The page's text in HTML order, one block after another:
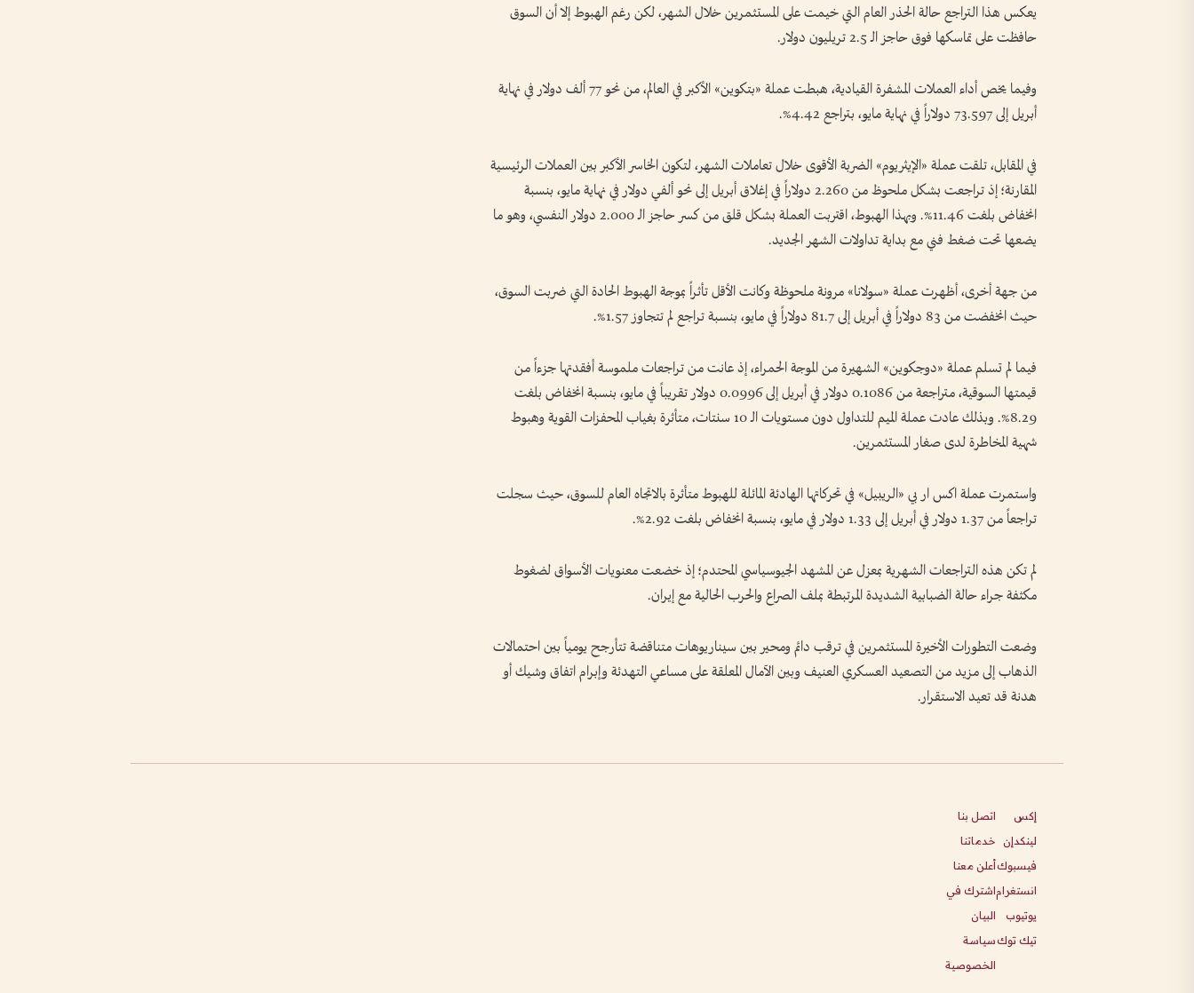
يعكس هذا التراجع حالة الحذر العام التي خيمت على المستثمرين خلال الشهر، لكن رغم الهبوط إلا أن السوق
حافظت على تماسكها فوق حاجز الـ 2.5 تريليون دولار.
وفيما يخص أداء العملات المشفرة القيادية، هبطت عملة «بتكوين» الأكبر في العالم، من نحو 77 ألف دولار في نهاية
أبريل إلى 73.597 دولاراً في نهاية مايو، بتراجع 4.42%.
في المقابل، تلقت عملة «الإيثريوم» الضربة الأقوى خلال تعاملات الشهر، لتكون الخاسر الأكبر بين العملات الرئيسية
المقارنة؛ إذ تراجعت بشكل ملحوظ من 2.260 دولاراً في إغلاق أبريل إلى نحو ألفي دولار في نهاية مايو، بنسبة
انخفاض بلغت 11.46%. وبهذا الهبوط، اقتربت العملة بشكل قلق من كسر حاجز الـ 2.000 دولار النفسي، وهو ما
يضعها تحت ضغط فني مع بداية تداولات الشهر الجديد.
من جهة أخرى، أظهرت عملة «سولانا» مرونة ملحوظة وكانت الأقل تأثراً بموجة الهبوط الحادة التي ضربت السوق،
حيث انخفضت من 83 دولاراً في أبريل إلى 81.7 دولاراً في مايو، بنسبة تراجع لم تتجاوز 1.57%.
فيما لم تسلم عملة «دوجكوين» الشهيرة من الموجة الحمراء، إذ عانت من تراجعات ملموسة أفقدتها جزءاً من
قيمتها السوقية، متراجعة من 0.1086 دولار في أبريل إلى 0.0996 دولار تقريباً في مايو، بنسبة انخفاض بلغت
8.29%. وبذلك عادت عملة الميم للتداول دون مستويات الـ 10 سنتات، متأثرة بغياب المحفزات القوية وهبوط
شهية المخاطرة لدى صغار المستثمرين.
واستمرت عملة اكس ار بي «الريبيل» في تحركاتها الهادئة المائلة للهبوط متأثرة بالاتجاه العام للسوق، حيث سجلت
تراجعاً من 1.37 دولار في أبريل إلى 1.33 دولار في مايو، بنسبة انخفاض بلغت 2.92%.
لم تكن هذه التراجعات الشهرية بمعزل عن المشهد الجيوسياسي المحتدم؛ إذ خضعت معنويات الأسواق لضغوط
مكثفة جراء حالة الضبابية الشديدة المرتبطة بملف الصراع والحرب الحالية مع إيران.
وضعت التطورات الأخيرة المستثمرين في ترقب دائم ومحير بين سيناريوهات متناقضة تتأرجح يومياً بين احتمالات
الذهاب إلى مزيد من التصعيد العسكري العنيف وبين الآمال المعلقة على مساعي التهدئة وإبرام اتفاق وشيك أو
هدنة قد تعيد الاستقرار.
إكس
لينكدإن
فيسبوك
انستغرام
يوتيوب
تيك توك
اتصل بنا
خدماتنا
أعلن معنا
اشترك في
البيان
سياسة
الخصوصية